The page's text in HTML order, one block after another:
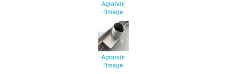
Agrandir
l'image
Agrandir
l'image